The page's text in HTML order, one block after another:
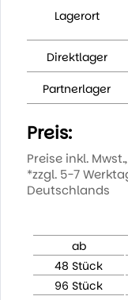
Lagerort
Direktlager
Partnerlager
Preis:
Preise inkl.
*zzgl. 5-7
Deutschlands
ab
48 Stück
96 Stück